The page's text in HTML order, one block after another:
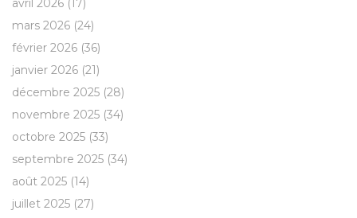
avril 2026 (17)
mars 2026 (24)
février 2026 (36)
janvier 2026 (21)
décembre 2025 (28)
novembre 2025 (34)
octobre 2025 (33)
septembre 2025 (34)
août 2025 (14)
juillet 2025 (27)